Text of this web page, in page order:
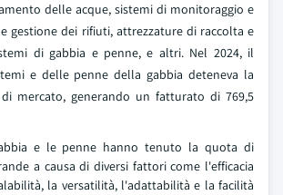
delle acque, sistemi di monitoraggio e
gestione dei rifiuti, attrezzature di raccolta e
di gabbia e penne, e altri. Nel 2024, il
e delle penne della gabbia deteneva la
mercato, generando un fatturato di 769,5
e le penne hanno tenuto la quota di
a causa di diversi fattori come l'efficacia
la versatilità, l'adattabilità e la facilità